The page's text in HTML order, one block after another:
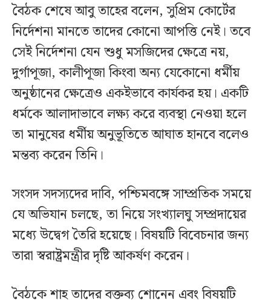
বৈঠক শেষে আবু তাহের বলেন, সুপ্রিম কোর্টের
নির্দেশনা মানতে তাদের কোনো আপত্তি নেই। তবে
সেই নির্দেশনা যেন শুধু মসজিদের ক্ষেত্রে নয়,
দুর্গাপূজা, কালীপূজা কিংবা অন্য যেকোনো ধর্মীয়
অনুষ্ঠানের ক্ষেত্রেও একইভাবে কার্যকর হয়। একটি
ধর্মকে আলাদাভাবে লক্ষ্য করে ব্যবস্থা নেওয়া হলে
তা মানুষের ধর্মীয় অনুভূতিতে আঘাত হানবে বলেও
মন্তব্য করেন তিনি।
সংসদ সদস্যদের দাবি, পশ্চিমবঙ্গে সাম্প্রতিক সময়ে
যে অভিযান চলছে, তা নিয়ে সংখ্যালঘু সম্প্রদায়ের
মধ্যে উদ্বেগ তৈরি হয়েছে। বিষয়টি বিবেচনার জন্য
তারা স্বরাষ্ট্রমন্ত্রীর দৃষ্টি আকর্ষণ করেন।
বৈঠকে শাহ তাদের বক্তব্য শোনেন এবং বিষয়টি